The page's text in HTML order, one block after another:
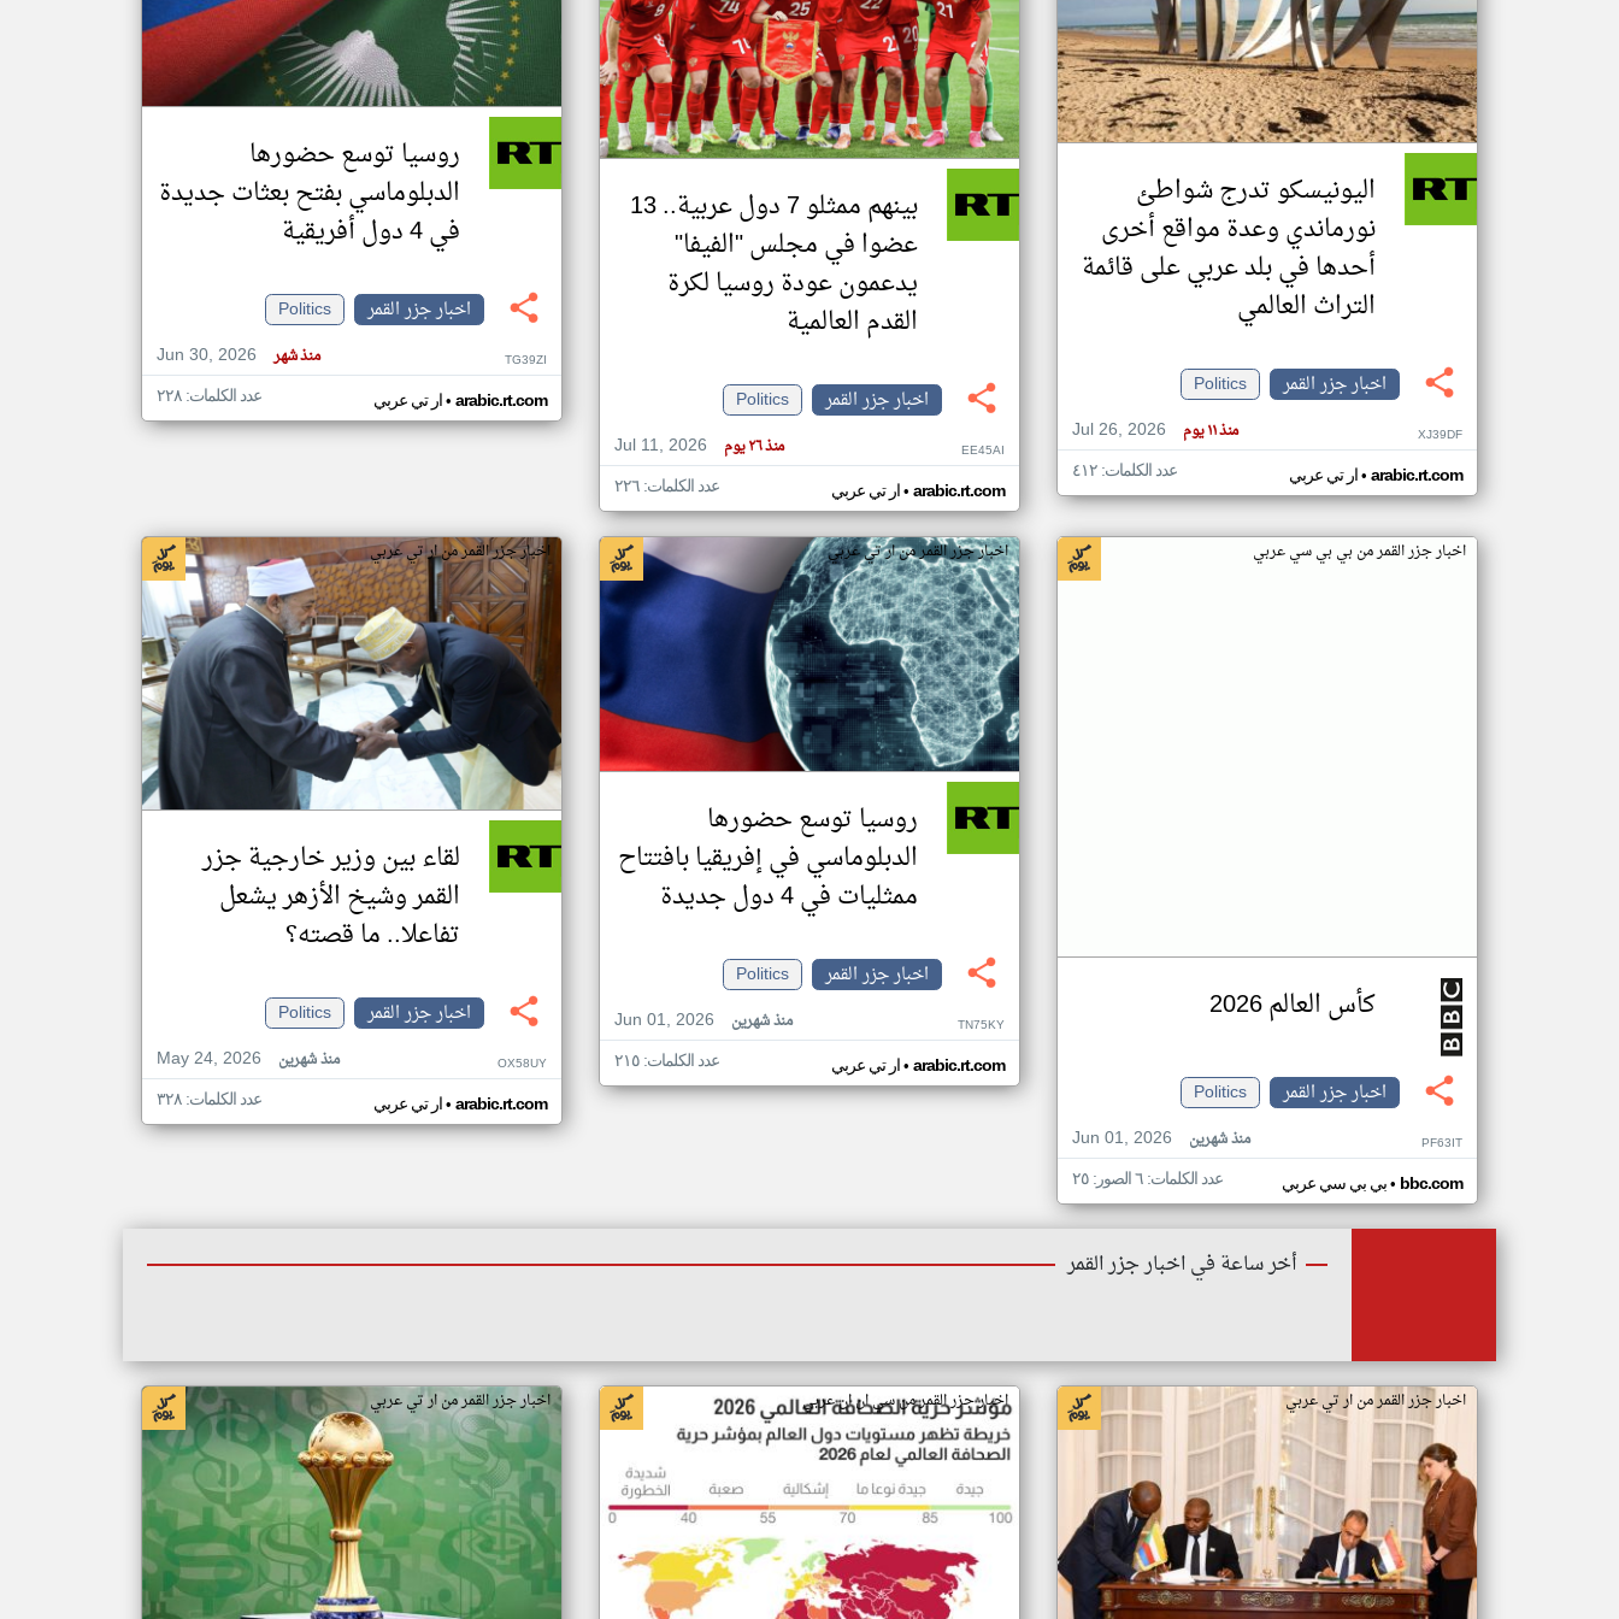
تغيير الدولة
اخبار جزر القمر على مدار الساعة
أهم اخبار جزر القمر العاجلة والمباشرة
اليونيسكو تدرج شواطئ
نورماندي وعدة مواقع أخرى
أحدها في بلد عربي على قائمة
التراث العالمي
اخبار جزر القمر
Politics
Jul 26, 2026
منذ ١١ يوم XJ39DF
ار تي عربي• arabic.rt.com عدد الكلمات: ٤١٢
بينهم ممثلو 7 دول عربية.. 13
عضوا في مجلس "الفيفا"
يدعمون عودة روسيا لكرة
القدم العالمية
اخبار جزر القمر
Politics
Jul 11, 2026
منذ ٢٦ يوم EE45AI
ار تي عربي• arabic.rt.com عدد الكلمات: ٢٢٦
روسيا توسع حضورها
الدبلوماسي بفتح بعثات جديدة
في 4 دول أفريقية
اخبار جزر القمر
Politics
Jun 30, 2026
منذ شهر TG39ZI
ار تي عربي• arabic.rt.com عدد الكلمات: ٢٢٨
اخبار جزر القمر من بي بي سي عربي
كأس العالم 2026
اخبار جزر القمر
Politics
Jun 01, 2026
منذ شهرين PF63IT
بي بي سي عربي• bbc.com عدد الكلمات: ٦ الصور: ٢٥
اخبار جزر القمر من ار تي عربي
روسيا توسع حضورها
الدبلوماسي في إفريقيا بافتتاح
ممثليات في 4 دول جديدة
اخبار جزر القمر
Politics
Jun 01, 2026
منذ شهرين TN75KY
ار تي عربي• arabic.rt.com عدد الكلمات: ٢١٥
اخبار جزر القمر من ار تي عربي
لقاء بين وزير خارجية جزر
القمر وشيخ الأزهر يشعل
تفاعلا.. ما قصته؟
اخبار جزر القمر
Politics
May 24, 2026
منذ شهرين OX58UY
ار تي عربي• arabic.rt.com عدد الكلمات: ٣٢٨
أخر ساعة في اخبار جزر القمر
اخبار جزر القمر من ار تي عربي اخبار جزر القمر من سي ان ان عربي اخبار جزر القمر من ار تي عربي
klyoum.com